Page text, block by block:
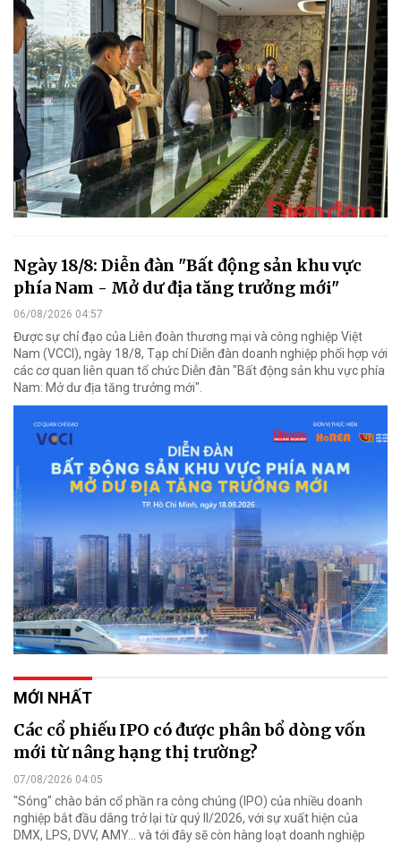
Ngày 18/8: Diễn đàn "Bất động sản khu vực
phía Nam - Mở dư địa tăng trưởng mới"
06/08/2026 04:57
Được sự chỉ đạo của Liên đoàn thương mại và công nghiệp Việt
Nam (VCCI), ngày 18/8, Tạp chí Diễn đàn doanh nghiệp phối hợp với
các cơ quan liên quan tổ chức Diễn đàn "Bất động sản khu vực phía
Nam: Mở dư địa tăng trưởng mới".
MỚI NHẤT
Các cổ phiếu IPO có được phân bổ dòng vốn
mới từ nâng hạng thị trường?
07/08/2026 04:05
"Sóng" chào bán cổ phần ra công chúng (IPO) của nhiều doanh
nghiệp bắt đầu dâng trở lại từ quý II/2026, với sự xuất hiện của
DMX, LPS, DVV, AMY... và tới đây sẽ còn hàng loạt doanh nghiệp